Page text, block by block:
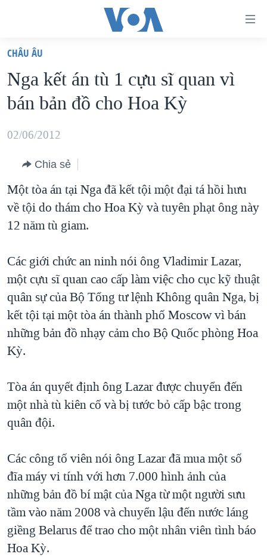
truy
cập
Tới
dung
chính
điều
hướng
chính
tới
"Tìm"
VIỆT NAM
HOA KỲ
BIỂN ĐÔNG
BLOG
DIỄN ĐÀN
MỤC
VẠCH TRẦN TIN GIẢ
NGƯỜI VIỆT HẢI NGOẠI
ĐỜI SỐNG
KINH TẾ
VĂN HOÁ
THỂ THAO
GIÁO DỤC
CHIẾN TRANH THƯƠNG MẠI CỦA MỸ: QUÁ KHỨ VÀ HIỆN
TẠI
HÀNH TRÌNH BẦU CỬ 2024
MỘT NĂM CHIẾN TRANH TẠI DẢI GAZA
GIẢI MÃ VÀNH ĐAI & CON ĐƯỜNG
NGÀY TỊ NẠN THẾ GIỚI
GROUND ZERO – XƯA VÀ NAY
CHI PHÍ CHIẾN TRANH AFGHANISTAN
THƯỢNG ĐỈNH TRUMP-KIM TẠI VIỆT NAM
TRỊNH VĨNH BÌNH VS. CHÍNH PHỦ VIỆT NAM
NGƯ DÂN VIỆT VÀ LÀN SÓNG TRỘM HẢI SÂM
BÊN KIA QUỐC LỘ: TIẾNG VỌNG TỪ NÔNG THÔN MỸ
QUAN HỆ VIỆT MỸ
HỌC TIẾNG ANH
VIDEO
NGHE
MẠNG XÃ HỘI
Ngôn ngữ khác
CHÂU ÂU
Nga kết án tù 1 cựu sĩ quan vì
bán bản đồ cho Hoa Kỳ
02/06/2012
Chia sẻ
Một tòa án tại Nga đã kết tội một đại tá hồi hưu
về tội do thám cho Hoa Kỳ và tuyên phạt ông này
12 năm tù giam.
Các giới chức an ninh nói ông Vladimir Lazar,
một cựu sĩ quan cao cấp làm việc cho cục kỹ thuật
quân sự của Bộ Tổng tư lệnh Không quân Nga, bị
kết tội tại một tòa án thành phố Moscow vì bán
những bản đồ nhạy cảm cho Bộ Quốc phòng Hoa
Kỳ.
Tòa án quyết định ông Lazar được chuyển đến
một nhà tù kiên cố và bị tước bỏ cấp bậc trong
quân đội.
Các công tố viên nói ông Lazar đã mua một số
đĩa máy vi tính với hơn 7.000 hình ảnh của
những bản đồ bí mật của Nga từ một người sưu
tầm vào năm 2008 và chuyển lậu đến nước láng
giềng Belarus để trao cho một nhân viên tình báo
Hoa Kỳ.